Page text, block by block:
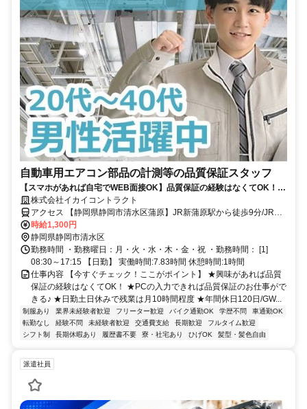
自動車用エアコン部品の計測等の品質保証スタッフ
【スマホがあれば自宅でWEB面接OK】品質保証の経験はなくてOK！興
味がある方大歓迎♪人気の日勤土日休みで年間休日120日★もちろん
GW・夏期・年末年始の長期休暇あり
株式会社イカイコントラクト
アクセス 【静岡県静岡市清水区蒲原】JR新蒲原駅から徒歩9分/JR富
士駅から車で16分
時給1,300円
静岡県静岡市清水区
勤務時間 ・勤務曜日：月・火・水・木・金・祝 ・勤務時間： [1]
08:30～17:15 【日勤】 実働時間:7.83時間 休憩時間:1時間
仕事内容 【今すぐチェック！ここがポイント】 ★興味があれば品質
保証の経験はなくてOK！ ★PCの入力できれば品質保証のお仕事がで
きる♪ ★日勤土日休みで残業は月10時間程度 ★年間休日120日/GW...
制服あり 業界未経験者歓迎 フリーター歓迎 バイク通勤OK 学歴不問
車通勤OK
転勤なし
経験不問 未経験者歓迎 交通費支給 長期歓迎
フルタイム歓迎
シフト制
長期休暇あり 履歴書不要 寮・社宅あり ひげOK 髪型・髪色自由
派遣社員